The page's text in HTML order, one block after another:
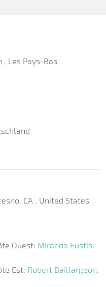
, Les Pays-Bas
CA , United States
Ouest: Miranda Eustis.
Est: Robert Baillargeon.